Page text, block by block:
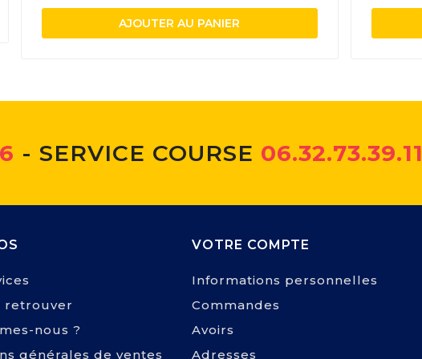
AJOUTER AU PANIER
- SERVICE COURSE 06.32.73.39.11
retrouver
nous ?
générales de ventes
VOTRE COMPTE
Informations personnelles
Commandes
Avoirs
Adresses